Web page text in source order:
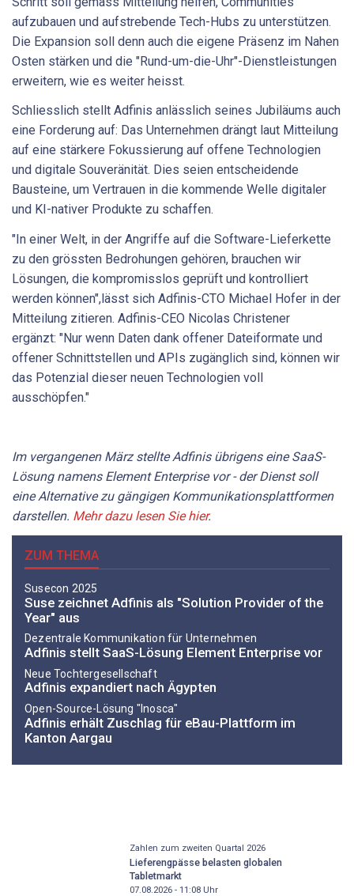
aufzubauen und aufstrebende Tech-Hubs zu unterstützen.
Die Expansion soll denn auch die eigene Präsenz im Nahen
Osten stärken und die "Rund-um-die-Uhr"-Dienstleistungen
erweitern, wie es weiter heisst.
Schliesslich stellt Adfinis anlässlich seines Jubiläums auch
eine Forderung auf: Das Unternehmen drängt laut Mitteilung
auf eine stärkere Fokussierung auf offene Technologien
und digitale Souveränität. Dies seien entscheidende
Bausteine, um Vertrauen in die kommende Welle digitaler
und KI-nativer Produkte zu schaffen.
"In einer Welt, in der Angriffe auf die Software-Lieferkette
zu den grössten Bedrohungen gehören, brauchen wir
Lösungen, die kompromisslos geprüft und kontrolliert
werden können",lässt sich Adfinis-CTO Michael Hofer in der
Mitteilung zitieren. Adfinis-CEO Nicolas Christener
ergänzt: "Nur wenn Daten dank offener Dateiformate und
offener Schnittstellen und APIs zugänglich sind, können wir
das Potenzial dieser neuen Technologien voll
ausschöpfen."
Im vergangenen März stellte Adfinis übrigens eine SaaS-
Lösung namens Element Enterprise vor - der Dienst soll
eine Alternative zu gängigen Kommunikationsplattformen
darstellen. Mehr dazu lesen Sie hier.
ZUM THEMA
Susecon 2025
Suse zeichnet Adfinis als "Solution Provider of the
Year" aus
Dezentrale Kommunikation für Unternehmen
Adfinis stellt SaaS-Lösung Element Enterprise vor
Neue Tochtergesellschaft
Adfinis expandiert nach Ägypten
Open-Source-Lösung "Inosca"
Adfinis erhält Zuschlag für eBau-Plattform im
Kanton Aargau
Zahlen zum zweiten Quartal 2026
Lieferengpässe belasten globalen
Tabletmarkt
07.08.2026 - 11:08Uhr